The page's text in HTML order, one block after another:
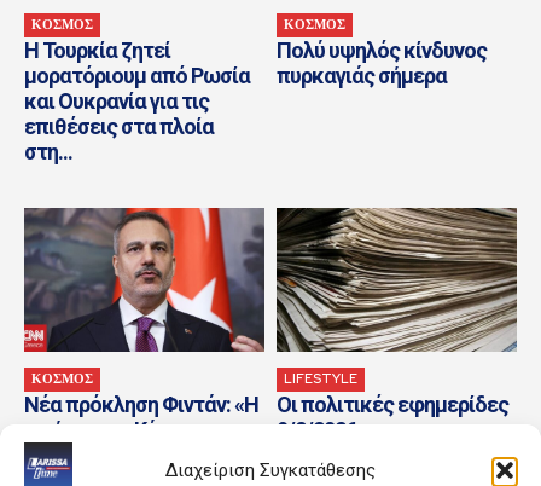
Διαχείριση Συγκατάθεσης
ΚΟΣΜΟΣ
Η Τουρκία ζητεί
μορατόριουμ από Ρωσία
και Ουκρανία για τις
επιθέσεις στα πλοία
στη...
ΚΟΣΜΟΣ
Πολύ υψηλός κίνδυνος
πυρκαγιάς σήμερα
ΚΟΣΜΟΣ
Νέα πρόκληση Φιντάν: «Η
ειρήνη στην Κύπρο
οφείλεται στην παρουσία
Τούρκων στρατιωτών»
LIFESTYLE
Οι πολιτικές εφημερίδες
9/8/2026